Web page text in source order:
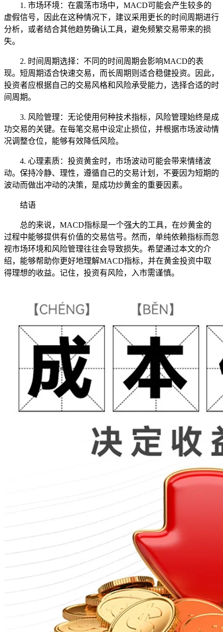
1. 市场环境：在震荡市场中，MACD可能会产生较多的
虚假信号，因此在这种情况下，建议采用更长的时间周期进行
分析，或者结合其他趋势确认工具，避免频繁交易带来的损
失。
2. 时间周期选择：不同的时间周期会影响MACD的表
现。短周期适合快速交易，而长周期则适合稳健投资。因此，
投资者应根据自己的交易风格和风险承受能力，选择合适的时
间周期。
3. 风险管理：无论使用何种技术指标，风险管理始终是成
功交易的关键。在每笔交易中设定止损位，并根据市场波动情
况调整仓位，能够有效降低风险。
4. 心理素质：投资黄金时，市场波动可能会带来情绪波
动。保持冷静、理性，遵循自己的交易计划，不要因为短期的
波动而做出冲动的决策，是成功炒黄金的重要因素。
结语
总的来说，MACD指标是一个强大的工具，在炒黄金的
过程中能够提供有价值的交易信号。然而，单纯依赖指标而忽
视市场环境和风险管理往往会导致损失。希望通过本文的介
绍，能够帮助你更好地理解MACD指标，并在黄金投资中取
得理想的收益。记住，投资有风险，入市需谨慎。